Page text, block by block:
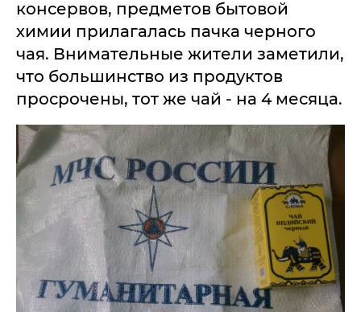
консервов, предметов бытовой
химии прилагалась пачка черного
чая. Внимательные жители заметили,
что большинство из продуктов
просрочены, тот же чай - на 4 месяца.